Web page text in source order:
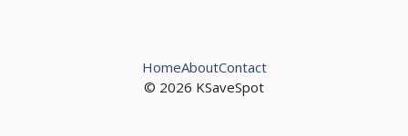
© 2026 KSaveSpot
HomeAboutContact